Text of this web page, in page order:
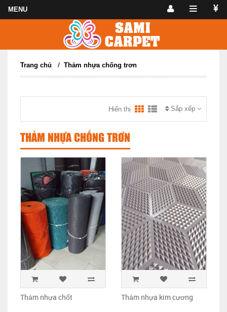
Trang chủ / Thảm nhựa chống trơn
Sắp xếp
Hiển thị
THẢM NHỰA CHỐNG TRƠN
Thảm nhựa chốt Thảm nhựa kim cương